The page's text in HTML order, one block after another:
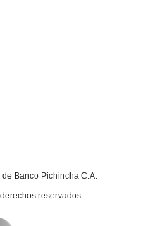
Banco Pichincha C.A.
reservados